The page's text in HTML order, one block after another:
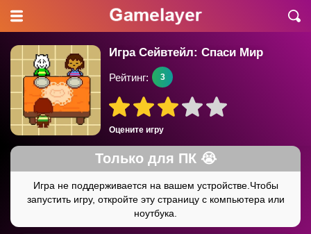
Игра Сейвтейл: Спаси Мир
Оцените игру
Рейтинг: 3